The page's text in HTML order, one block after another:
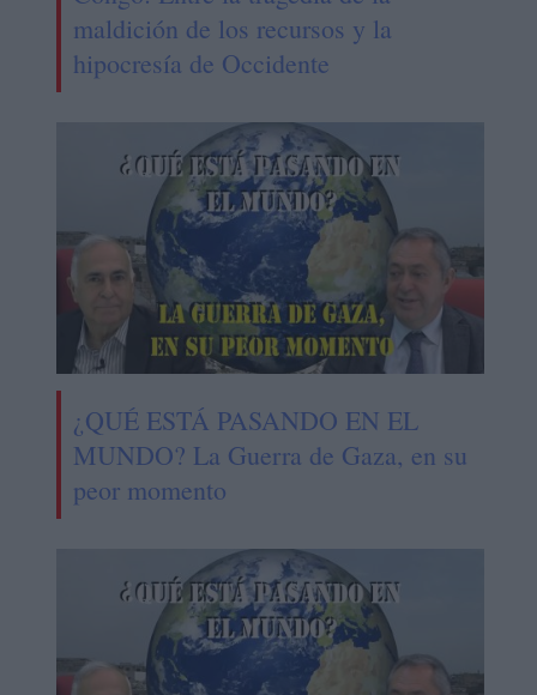
maldición de los recursos y la
hipocresía de Occidente
¿QUÉ ESTÁ PASANDO EN EL
MUNDO? La Guerra de Gaza, en su
peor momento